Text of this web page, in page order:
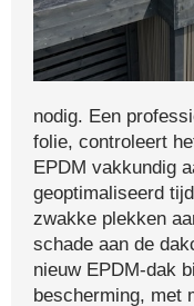
nodig. Een
folie, controleert
EPDM vakkundig
geoptimaliseerd
zwakke plekken
schade aan de
nieuw EPDM-dak
bescherming, met